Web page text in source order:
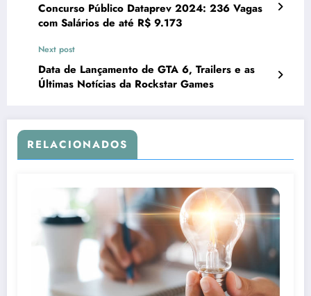
Concurso Público Dataprev 2024: 236 Vagas
com Salários de até R$ 9.173
Next post
Data de Lançamento de GTA 6, Trailers e as
Últimas Notícias da Rockstar Games
RELACIONADOS